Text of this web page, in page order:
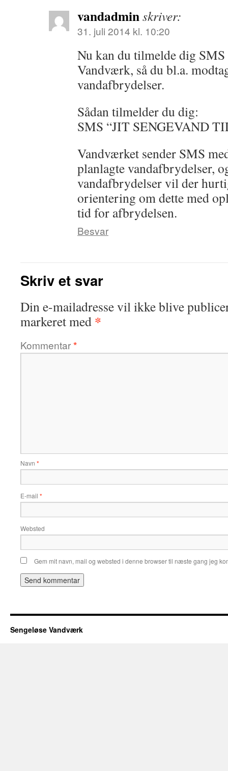
vandadminskriver:
31. juli 2014 kl. 10:20
Nu kan du tilmelde dig SMS
Vandværk, så du bl.a.
vandafbrydelser.
Sådan tilmelder du dig:
SMS “JIT SENGEVAND
Vandværket sender SMS
planlagte vandafbrydelser,
vandafbrydelser vil der
orientering om dette med
tid for afbrydelsen.
Besvar
Skriv et svar
Din e-mailadresse vil ikke blive
markeret med *
Kommentar*
Navn *
E-mail *
Websted
Gem mit navn, mail og websted i denne browser til næste gang jeg
Sengeløse Vandværk